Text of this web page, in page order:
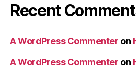
Recent
A WordPress Commenter on
A WordPress Commenter on